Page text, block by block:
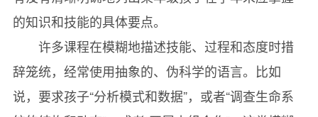
的知识和技能的具体要点。
许多课程在模糊地描述技能、过程和态度时措
辞笼统，经常使用抽象的、伪科学的语言。比如
说，要求孩子“分析模式和数据”，或者“调查生命系